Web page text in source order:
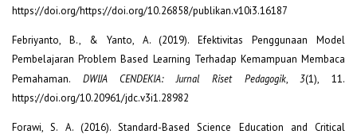
https://doi.org/https://doi.org/10.26858/publikan.v10i3.16187
Febriyanto, B., & Yanto, A. (2019). Efektivitas Penggunaan Model
Pembelajaran Problem Based Learning Terhadap Kemampuan Membaca
Pemahaman. DWIJA CENDEKIA: Jurnal Riset Pedagogik,3(1), 11.
https://doi.org/10.20961/jdc.v3i1.28982
Forawi, S. A. (2016). Standard-Based Science Education and Critical